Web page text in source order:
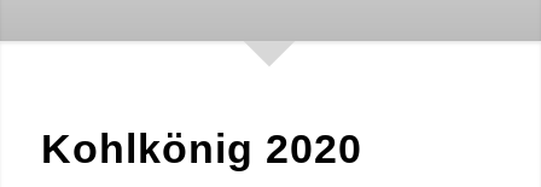
Kohlkönig 2020